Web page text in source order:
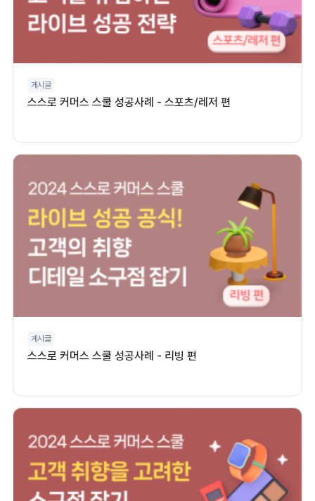
게시글
스스로 커머스 스쿨 성공사례 - 스포츠/레저 편
게시글
스스로 커머스 스쿨 성공사례 - 리빙 편